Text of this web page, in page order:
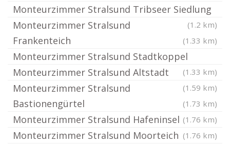
Monteurzimmer Stralsund Tribseer Siedlung
(1.2 km)
Monteurzimmer Stralsund
Frankenteich
(1.33 km)
Monteurzimmer Stralsund Stadtkoppel
(1.33 km)
Monteurzimmer Stralsund Altstadt
(1.59 km)
Monteurzimmer Stralsund
Bastionengürtel
(1.73 km)
Monteurzimmer Stralsund Hafeninsel (1.76 km)
Monteurzimmer Stralsund Moorteich (1.76 km)